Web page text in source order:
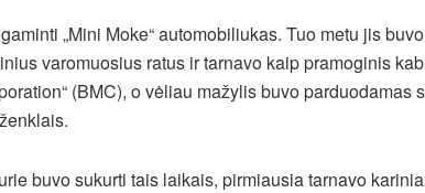
„Mini Moke“ automobiliukas. Tuo metu jis
varomuosius ratus ir tarnavo kaip pramoginis
(BMC), o vėliau mažylis buvo parduodamas
buvo sukurti tais laikais, pirmiausia tarnavo